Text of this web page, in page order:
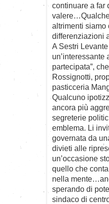
continuare a far
valere…Qualche
altrimenti siamo
differenziazioni
A Sestri
partecipata”,
Rossignotti,
pasticceria
Qualcuno
ancora più
segreterie
emblema. Li
governata da
divieti alle
un’occasione
quello che
nella
sperando di
sindaco di